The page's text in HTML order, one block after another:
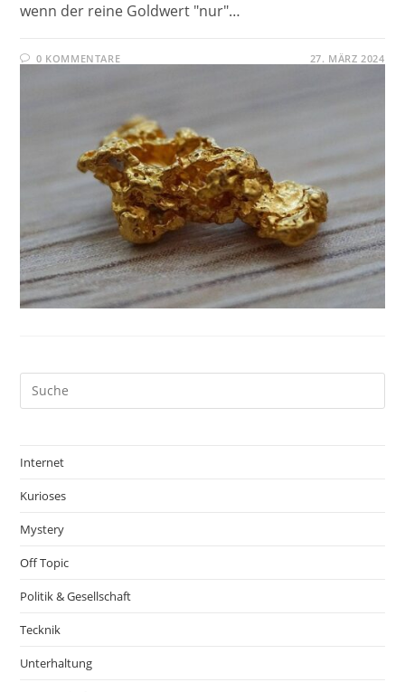
wenn der reine Goldwert "nur"…
0 KOMMENTARE 27. MÄRZ 2024
Internet
Kurioses
Mystery
Off Topic
Politik & Gesellschaft
Tecknik
Unterhaltung